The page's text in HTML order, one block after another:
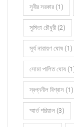
সুবীর সরকার (1)
সুমিতা চৌধুরী (2)
সূর্য নারায়ণ ঘোষ (1)
সোমা পালিত ঘোষ
স্বপ্ননীল বিশ্বাস (1)
স্মার্ত পরিয়াল (3)